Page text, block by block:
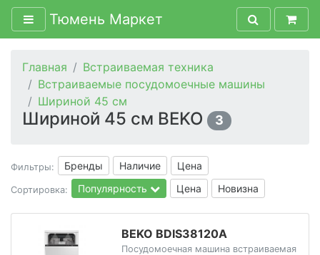
Тюмень Маркет
Главная
Встраиваемая техника
Встраиваемые посудомоечные машины
Шириной 45 см
Шириной 45 см BEKO 3
Фильтры: Бренды Наличие Цена
Сортировка: Популярность Цена Новизна
BEKO BDIS38120A
Посудомоечная машина встраиваемая